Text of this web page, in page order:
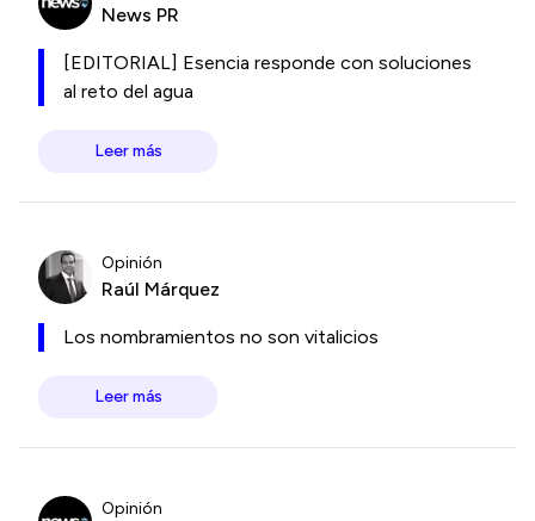
News PR
[EDITORIAL] Esencia responde con soluciones
al reto del agua
Leer más
Opinión
Raúl Márquez
Los nombramientos no son vitalicios
Leer más
Opinión